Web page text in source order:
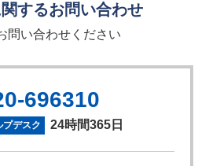
するお問い合わせ
問い合わせください
696310
プデスク 24時間365日